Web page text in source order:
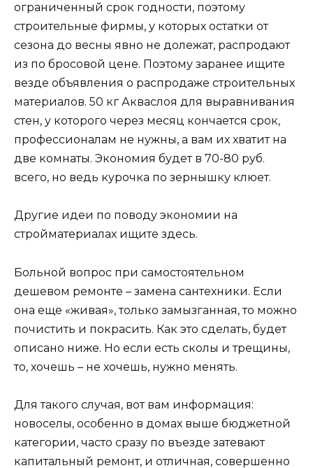
ограниченный срок годности, поэтому
строительные фирмы, у которых остатки от
сезона до весны явно не долежат, распродают
из по бросовой цене. Поэтому заранее ищите
везде объявления о распродаже строительных
материалов. 50 кг Акваслоя для выравнивания
стен, у которого через месяц кончается срок,
профессионалам не нужны, а вам их хватит на
две комнаты. Экономия будет в 70-80 руб.
всего, но ведь курочка по зернышку клюет.
Другие идеи по поводу экономии на
стройматериалах ищите здесь.
Больной вопрос при самостоятельном
дешевом ремонте – замена сантехники. Если
она еще «живая», только замызганная, то можно
почистить и покрасить. Как это сделать, будет
описано ниже. Но если есть сколы и трещины,
то, хочешь – не хочешь, нужно менять.
Для такого случая, вот вам информация:
новоселы, особенно в домах выше бюджетной
категории, часто сразу по въезде затевают
капитальный ремонт, и отличная, совершенно